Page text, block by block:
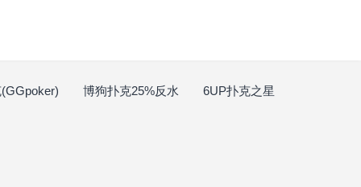
博狗扑克25%反水 6UP扑克之星